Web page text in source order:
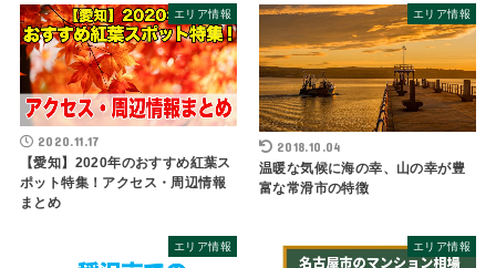
エリア情報
2020.11.17
【愛知】2020年のおすすめ紅葉ス
ポット特集！アクセス・周辺情報
まとめ
エリア情報
2018.10.04
温暖な気候に海の幸、山の幸が豊
富な常滑市の特徴
エリア情報 エリア情報